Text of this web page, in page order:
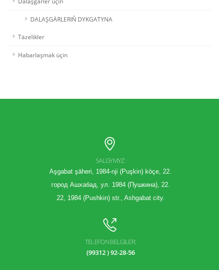
DALAŞGÄRLERIŇ DYKGATYNA
Täzelikler
Habarlaşmak üçin
SALGYMYZ:
Aşgabat şäheri, 1984-nji (Puşkin) köçe, 22.
город Ашхабад, ул. 1984 (Пушкина), 22.
22, 1984 (Pushkin) str., Ashgabat city.
TELEFON BELGILER:
(99312 ) 92-28-56